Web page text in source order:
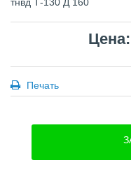
Печать